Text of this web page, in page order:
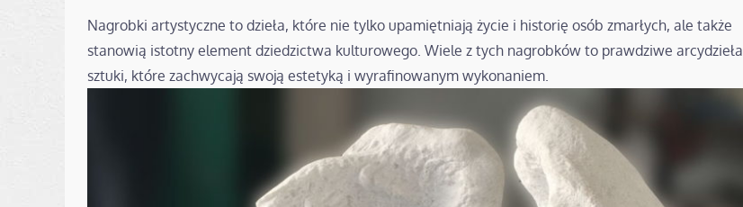
Nagrobki artystyczne to dzieła, które nie tylko upamiętniają życie i historię osób zmarłych, ale także
stanowią istotny element dziedzictwa kulturowego. Wiele z tych nagrobków to prawdziwe arcydzieła
sztuki, które zachwycają swoją estetyką i wyrafinowanym wykonaniem.